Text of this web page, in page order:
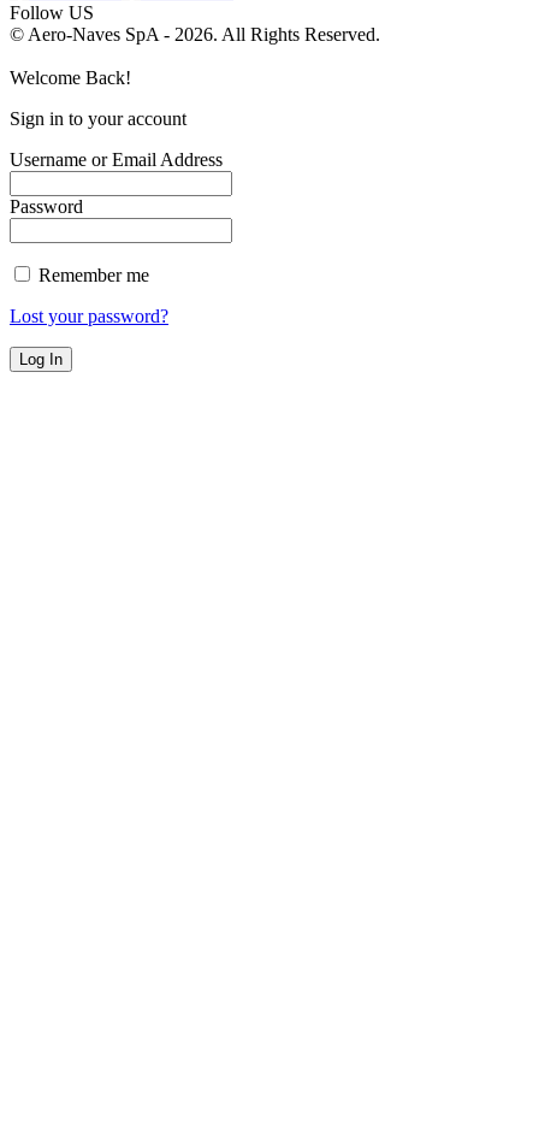
Follow US
© Aero-Naves SpA - 2026. All Rights Reserved.
Welcome Back!
Sign in to your account
Username or Email Address
Password
Remember me
Lost your password?